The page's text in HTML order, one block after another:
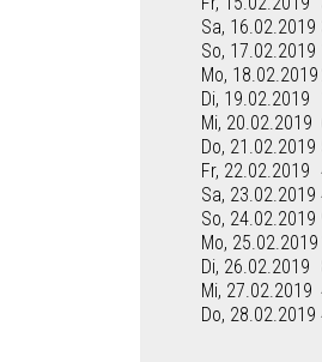
Sa, 16.02.2019
So, 17.02.2019
Mo, 18.02.2019
Di, 19.02.2019
Mi, 20.02.2019
Do, 21.02.2019
Fr, 22.02.2019
Sa, 23.02.2019
So, 24.02.2019
Mo, 25.02.2019
Di, 26.02.2019
Mi, 27.02.2019
Do, 28.02.2019